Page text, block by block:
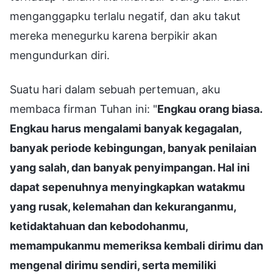
menganggapku terlalu negatif, dan aku takut
mereka menegurku karena berpikir akan
mengundurkan diri.
Suatu hari dalam sebuah pertemuan, aku
membaca firman Tuhan ini: "Engkau orang biasa.
Engkau harus mengalami banyak kegagalan,
banyak periode kebingungan, banyak penilaian
yang salah, dan banyak penyimpangan. Hal ini
dapat sepenuhnya menyingkapkan watakmu
yang rusak, kelemahan dan kekuranganmu,
ketidaktahuan dan kebodohanmu,
memampukanmu memeriksa kembali dirimu dan
mengenal dirimu sendiri, serta memiliki